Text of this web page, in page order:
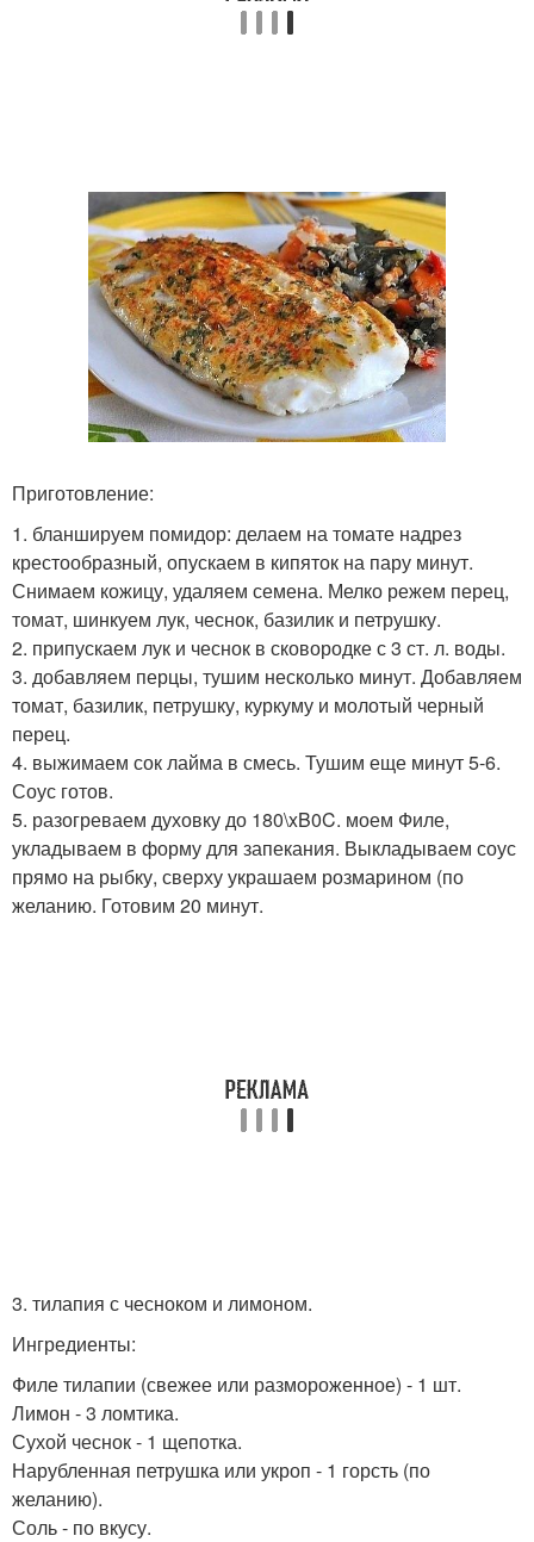
Приготовление:
1. бланшируем помидор: делаем на томате надрез
крестообразный, опускаем в кипяток на пару минут.
Снимаем кожицу, удаляем семена. Мелко режем перец,
томат, шинкуем лук, чеснок, базилик и петрушку.
2. припускаем лук и чеснок в сковородке с 3 ст. л. воды.
3. добавляем перцы, тушим несколько минут. Добавляем
томат, базилик, петрушку, куркуму и молотый черный
перец.
4. выжимаем сок лайма в смесь. Тушим еще минут 5-6.
Соус готов.
5. разогреваем духовку до 180\xB0C. моем Филе,
укладываем в форму для запекания. Выкладываем соус
прямо на рыбку, сверху украшаем розмарином (по
желанию. Готовим 20 минут.
3. тилапия с чесноком и лимоном.
Ингредиенты:
Филе тилапии (свежее или размороженное) - 1 шт.
Лимон - 3 ломтика.
Сухой чеснок - 1 щепотка.
Нарубленная петрушка или укроп - 1 горсть (по
желанию).
Соль - по вкусу.